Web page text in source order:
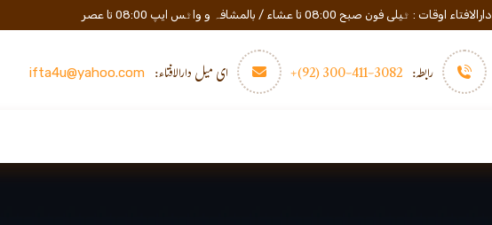
دارالافتاء اوقات : ٹیلی فون صبح 08:00 تا عشاء / بالمشافہ و واٹس ایپ 08:00 تا عصر
رابطہ: 3082-411-300 (92)+ ای میل دارالافتاء: ifta4u@yahoo.com